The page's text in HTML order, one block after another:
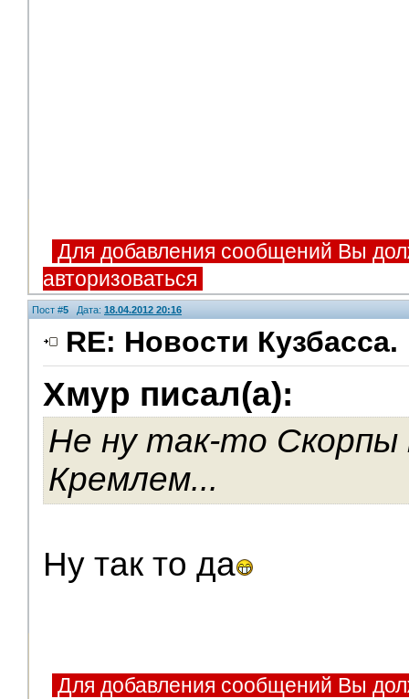
Для добавления сообщений Вы
авторизоваться
Пост #5 Дата: 18.04.2012 20:16
RE: Новости Кузбасса.
Хмур писал(а):
Не ну так-то Скорпы
Кремлем...
Ну так то да
V.I.P.
Для добавления сообщений Вы